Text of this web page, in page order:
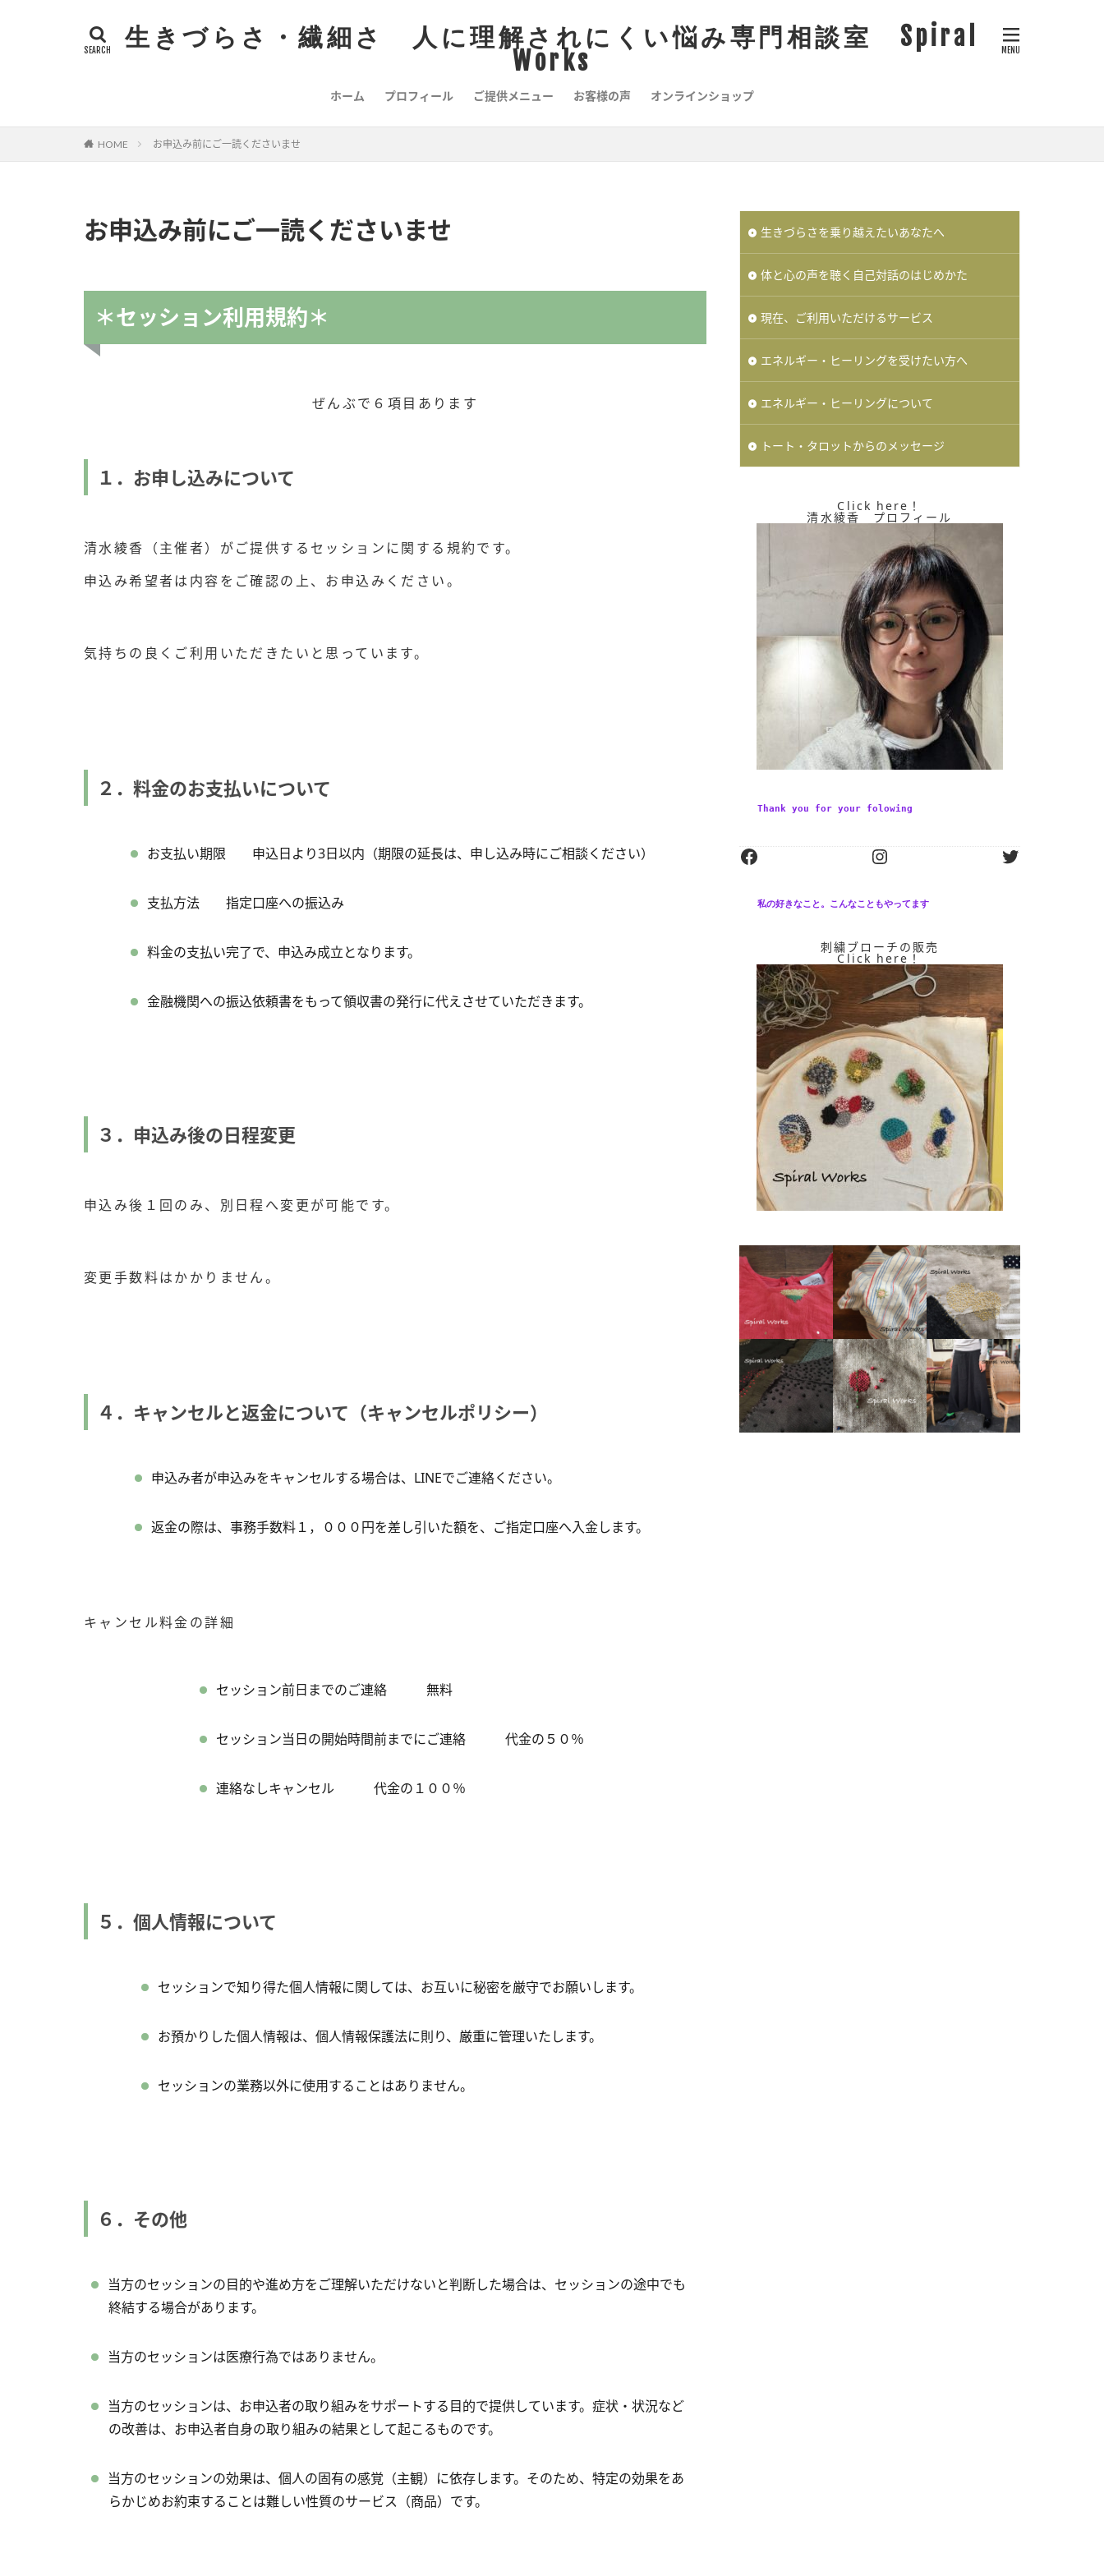
生きづらさ・繊細さ 人に理解されにくい悩み専門相談室 Spiral
Works
ホーム プロフィール ご提供メニュー お客様の声 オンラインショップ
HOME お申込み前にご一読くださいませ
お申込み前にご一読くださいませ
＊セッション利用規約＊
ぜんぶで６項目あります
１．お申し込みについて
清水綾香（主催者）がご提供するセッションに関する規約です。
申込み希望者は内容をご確認の上、お申込みください。
気持ちの良くご利用いただきたいと思っています。
２．料金のお支払いについて
お支払い期限 申込日より3日以内（期限の延長は、申し込み時にご相談ください）
支払方法 指定口座への振込み
料金の支払い完了で、申込み成立となります。
金融機関への振込依頼書をもって領収書の発行に代えさせていただきます。
３．申込み後の日程変更
申込み後１回のみ、別日程へ変更が可能です。
変更手数料はかかりません。
４．キャンセルと返金について（キャンセルポリシー）
申込み者が申込みをキャンセルする場合は、LINEでご連絡ください。
返金の際は、事務手数料１，０００円を差し引いた額を、ご指定口座へ入金します。
キャンセル料金の詳細
セッション前日までのご連絡 無料
セッション当日の開始時間前までにご連絡 代金の５０％
連絡なしキャンセル 代金の１００％
５．個人情報について
セッションで知り得た個人情報に関しては、お互いに秘密を厳守でお願いします。
お預かりした個人情報は、個人情報保護法に則り、厳重に管理いたします。
セッションの業務以外に使用することはありません。
６．その他
当方のセッションの目的や進め方をご理解いただけないと判断した場合は、セッションの途中でも
終結する場合があります。
当方のセッションは医療行為ではありません。
当方のセッションは、お申込者の取り組みをサポートする目的で提供しています。症状・状況など
の改善は、お申込者自身の取り組みの結果として起こるものです。
当方のセッションの効果は、個人の固有の感覚（主観）に依存します。そのため、特定の効果をあ
らかじめお約束することは難しい性質のサービス（商品）です。
生きづらさを乗り越えたいあなたへ
体と心の声を聴く自己対話のはじめかた
現在、ご利用いただけるサービス
エネルギー・ヒーリングを受けたい方へ
エネルギー・ヒーリングについて
トート・タロットからのメッセージ
Click here！
清水綾香 プロフィール
Thank you for your folowing
私の好きなこと。こんなこともやってます
刺繍ブローチの販売
Click here！